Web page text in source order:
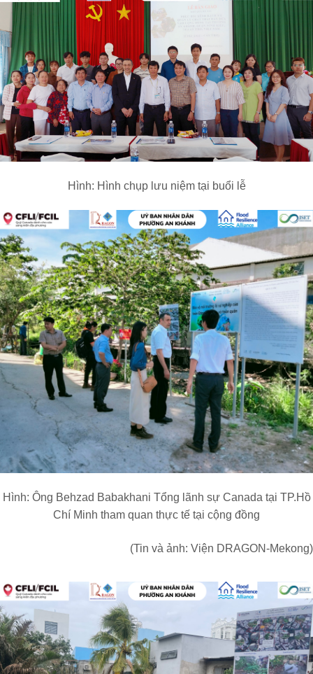
Hình: Hình chụp lưu niệm tại buổi lễ
Hình: Ông Behzad Babakhani Tổng lãnh sự Canada tại TP.Hồ
Chí Minh tham quan thực tế tại cộng đồng
(Tin và ảnh: Viện DRAGON-Mekong)